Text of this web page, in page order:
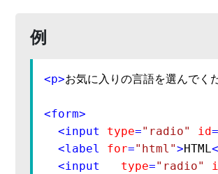
例
<p>お気に入りの言語を選んでく
<form>
<input type="radio" id=
<label for="html">HTML
<input type="radio"